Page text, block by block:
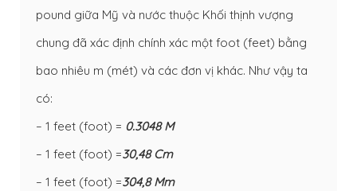
pound giữa Mỹ và nước thuộc Khối thịnh vượng
chung đã xác định chính xác một foot (feet) bằng
bao nhiêu m (mét) và các đơn vị khác. Như vậy ta
có:
– 1 feet (foot) = 0.3048 M
– 1 feet (foot) =30,48 Cm
– 1 feet (foot) =304,8 Mm